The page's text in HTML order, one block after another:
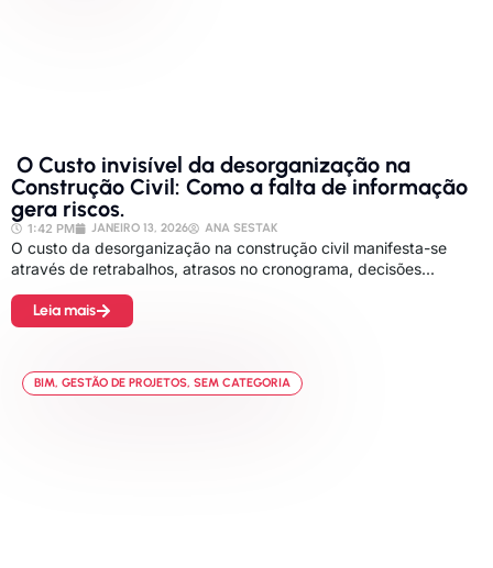
O Custo invisível da desorganização na
Construção Civil: Como a falta de informação
gera riscos.
1:42 PM JANEIRO 13, 2026 ANA SESTAK
O custo da desorganização na construção civil manifesta-se
através de retrabalhos, atrasos no cronograma, decisões...
Leia mais
BIM, GESTÃO DE PROJETOS, SEM CATEGORIA